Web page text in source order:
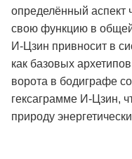
определённый аспект
свою функцию в
И-Цзин привносит в
как базовых
ворота в бодиграфе
гексаграмме И-Цзин,
природу